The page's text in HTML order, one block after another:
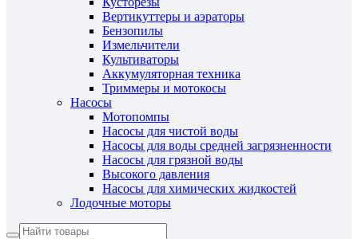
Вертикуттеры и аэраторы
Бензопилы
Измельчители
Культиваторы
Аккумуляторная техника
Триммеры и мотокосы
Насосы
Мотопомпы
Насосы для чистой воды
Насосы для воды средней загрязненности
Насосы для грязной воды
Высокого давления
Насосы для химических жидкостей
Лодочные моторы